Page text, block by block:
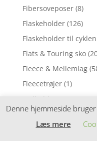
Fibersoveposer (8)
Flaskeholder (126)
Flaskeholder til cyklen
Flats & Touring sko
Fleece & Mellemlag
Fleecetrøjer (1)
Fodbold
Fodpumper (8)
Fodtøj (32)
Denne hjemmeside
Læs mere